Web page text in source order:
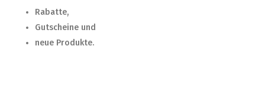
Rabatte,
Gutscheine und
neue Produkte.